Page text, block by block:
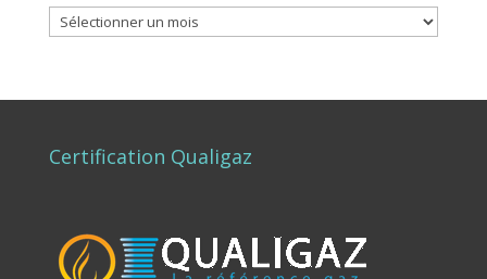
Archives
Certification Qualigaz